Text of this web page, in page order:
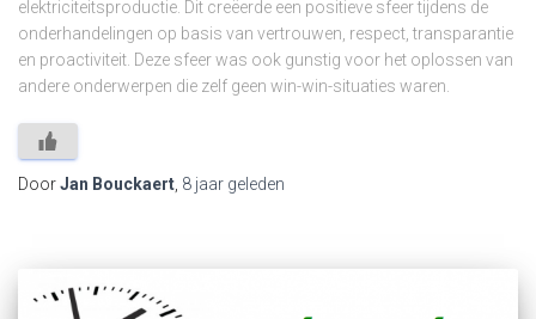
elektriciteitsproductie. Dit creëerde een positieve sfeer tijdens de
onderhandelingen op basis van vertrouwen, respect, transparantie
en proactiviteit. Deze sfeer was ook gunstig voor het oplossen van
andere onderwerpen die zelf geen win-win-situaties waren.
DoorJan Bouckaert 8 jaar geleden